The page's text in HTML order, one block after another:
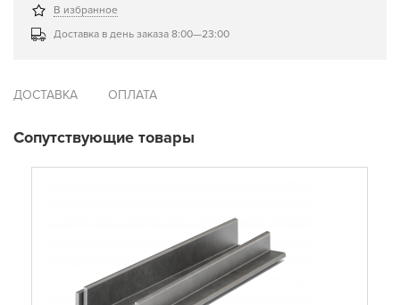
В избранное
Доставка в день заказа 8:00—23:00
ДОСТАВКА ОПЛАТА
Сопутствующие товары